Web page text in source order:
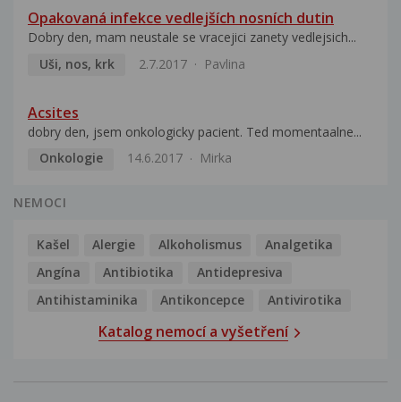
Opakovaná infekce vedlejších nosních dutin
Dobry den, mam neustale se vracejici zanety vedlejsich...
Uši, nos, krk
2.7.2017 Pavlina
Acsites
dobry den, jsem onkologicky pacient. Ted momentaalne...
Onkologie
14.6.2017 Mirka
NEMOCI
Kašel Alergie Alkoholismus
Analgetika
Angína
Antibiotika
Antidepresiva
Antihistaminika
Antikoncepce Antivirotika
Katalog nemocí a vyšetření